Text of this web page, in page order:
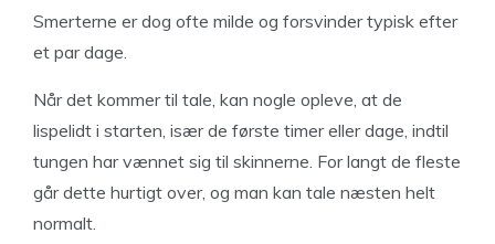
Smerterne er dog ofte milde og forsvinder typisk efter
et par dage.
Når det kommer til tale, kan nogle opleve, at de
lispelidt i starten, især de første timer eller dage, indtil
tungen har vænnet sig til skinnerne. For langt de fleste
går dette hurtigt over, og man kan tale næsten helt
normalt.